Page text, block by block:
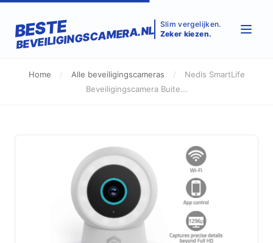
BESTE
BEVEILIGINGSCAMERA.NL Slim vergelijken.
Zeker kiezen.
Home / Alle beveiligingscameras /
Nedis SmartLife
Beveiligingscamera Buite...